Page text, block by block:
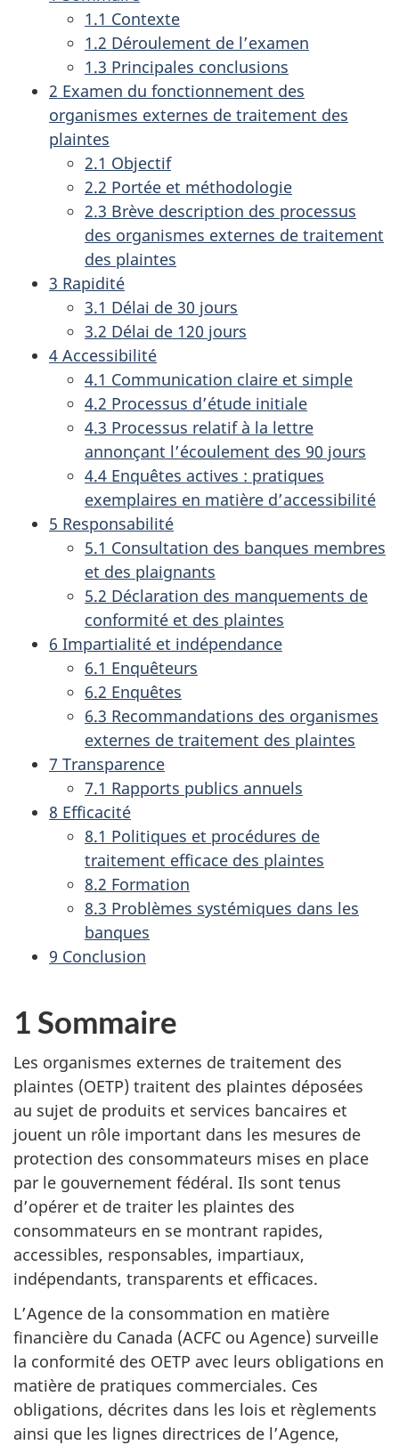
1.1 Contexte
1.2 Déroulement de l’examen
1.3 Principales conclusions
2 Examen du fonctionnement des
organismes externes de traitement des
plaintes
2.1 Objectif
2.2 Portée et méthodologie
2.3 Brève description des processus
des organismes externes de traitement
des plaintes
3 Rapidité
3.1 Délai de 30 jours
3.2 Délai de 120 jours
4 Accessibilité
4.1 Communication claire et simple
4.2 Processus d’étude initiale
4.3 Processus relatif à la lettre
annonçant l’écoulement des 90 jours
4.4 Enquêtes actives : pratiques
exemplaires en matière d’accessibilité
5 Responsabilité
5.1 Consultation des banques membres
et des plaignants
5.2 Déclaration des manquements de
conformité et des plaintes
6 Impartialité et indépendance
6.1 Enquêteurs
6.2 Enquêtes
6.3 Recommandations des organismes
externes de traitement des plaintes
7 Transparence
7.1 Rapports publics annuels
8 Efficacité
8.1 Politiques et procédures de
traitement efficace des plaintes
8.2 Formation
8.3 Problèmes systémiques dans les
banques
9 Conclusion
1 Sommaire
Les organismes externes de traitement des
plaintes (OETP) traitent des plaintes déposées
au sujet de produits et services bancaires et
jouent un rôle important dans les mesures de
protection des consommateurs mises en place
par le gouvernement fédéral. Ils sont tenus
d’opérer et de traiter les plaintes des
consommateurs en se montrant rapides,
accessibles, responsables, impartiaux,
indépendants, transparents et efficaces.
L’Agence de la consommation en matière
financière du Canada (ACFC ou Agence) surveille
la conformité des OETP avec leurs obligations en
matière de pratiques commerciales. Ces
obligations, décrites dans les lois et règlements
ainsi que les lignes directrices de l’Agence,